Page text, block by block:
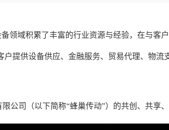
领域积累了丰富的行业资源与经验，在与客
提供设备供应、金融服务、贸易代理、物
公司（以下简称“蜂巢传动”）的共创、共享